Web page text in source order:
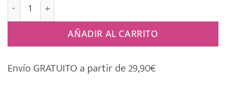
AÑADIR AL CARRITO
Envío GRATUITO a partir de 29,90€